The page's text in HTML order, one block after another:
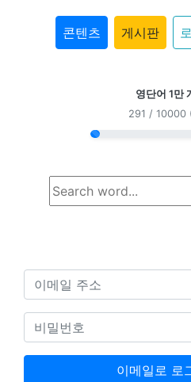
콘텐츠 게시판
영단어 1만
291 / 10000
이메일로 로